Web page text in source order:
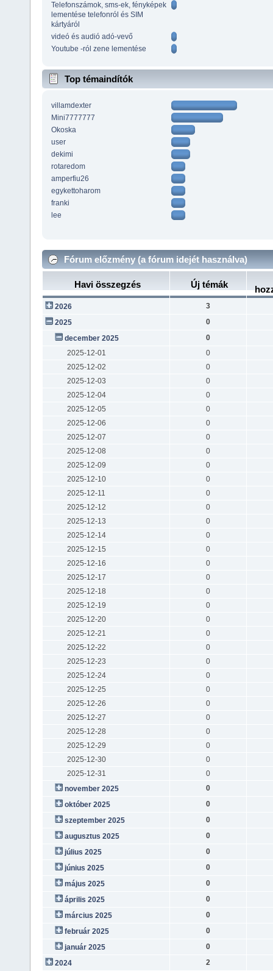
Telefonszámok, sms-ek, fényképek
lementése telefonról és SIM
kártyáról
videó és audió adó-vevő
Youtube -ról zene lementése
Top témaindítók
villamdexter
Mini7777777
Okoska
user
dekimi
rotaredom
amperfiu26
egykettoharom
franki
lee
Fórum előzmény (a fórum idejét használva)
Havi összegzés Új témák
2026
3
2025
0
december 2025
0
2025-12-01
0
2025-12-02
0
2025-12-03
0
2025-12-04
0
2025-12-05
0
2025-12-06
0
2025-12-07
0
2025-12-08
0
2025-12-09
0
2025-12-10
0
2025-12-11
0
2025-12-12
0
2025-12-13
0
2025-12-14
0
2025-12-15
0
2025-12-16
0
2025-12-17
0
2025-12-18
0
2025-12-19
0
2025-12-20
0
2025-12-21
0
2025-12-22
0
2025-12-23
0
2025-12-24
0
2025-12-25
0
2025-12-26
0
2025-12-27
0
2025-12-28
0
2025-12-29
0
2025-12-30
0
2025-12-31
0
november 2025
0
október 2025
0
szeptember 2025
0
augusztus 2025
0
július 2025
0
június 2025
0
május 2025
0
április 2025
0
március 2025
0
február 2025
0
január 2025
0
2024
2